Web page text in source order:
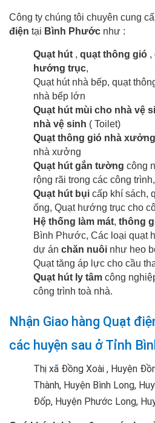
Công ty chúng tôi chuyên cung
điện tại Bình Phước như :
Quạt hút , quạt thông gió ,
hướng trục,
Quạt hút nhà bếp, quạt
nhà bếp lớn
Quạt hút mùi cho nhà vệ
nhà vệ sinh ( Toilet)
Quạt thông gió nhà xưởng
nhà xưởng
Quạt hút gắn tường công
rộng rãi trong các công
Quạt hút bụi cấp khí sách,
ống, Quạt hướng trục cho
Hệ thống làm mát, thông
Bình Phước, Các loại quạt
dự án chăn nuôi như heo
Quạt tăng áp lực cho cầu
Quạt hút ly tâm công
công trình toà nhà.
Nhận Giao hàng Quạt
các huyện sau ở Tỉnh
Thị xã Đồng Xoài , Huyện
Thành, Huyện Bình Long,
Đốp, Huyện Phước Long,